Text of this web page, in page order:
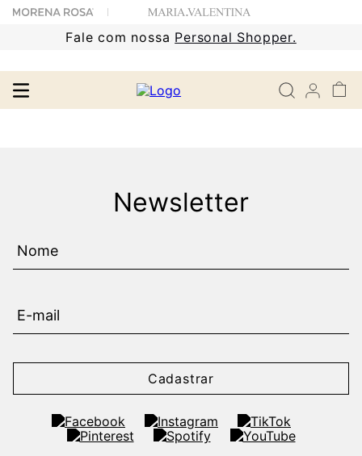
Fale com nossa Personal Shopper.
Newsletter
Cadastrar